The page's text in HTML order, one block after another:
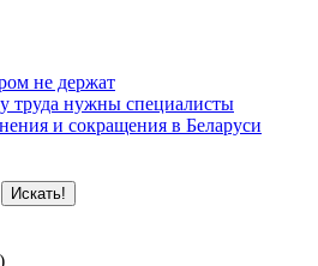
не держат
труда нужны специалисты
и сокращения в Беларуси